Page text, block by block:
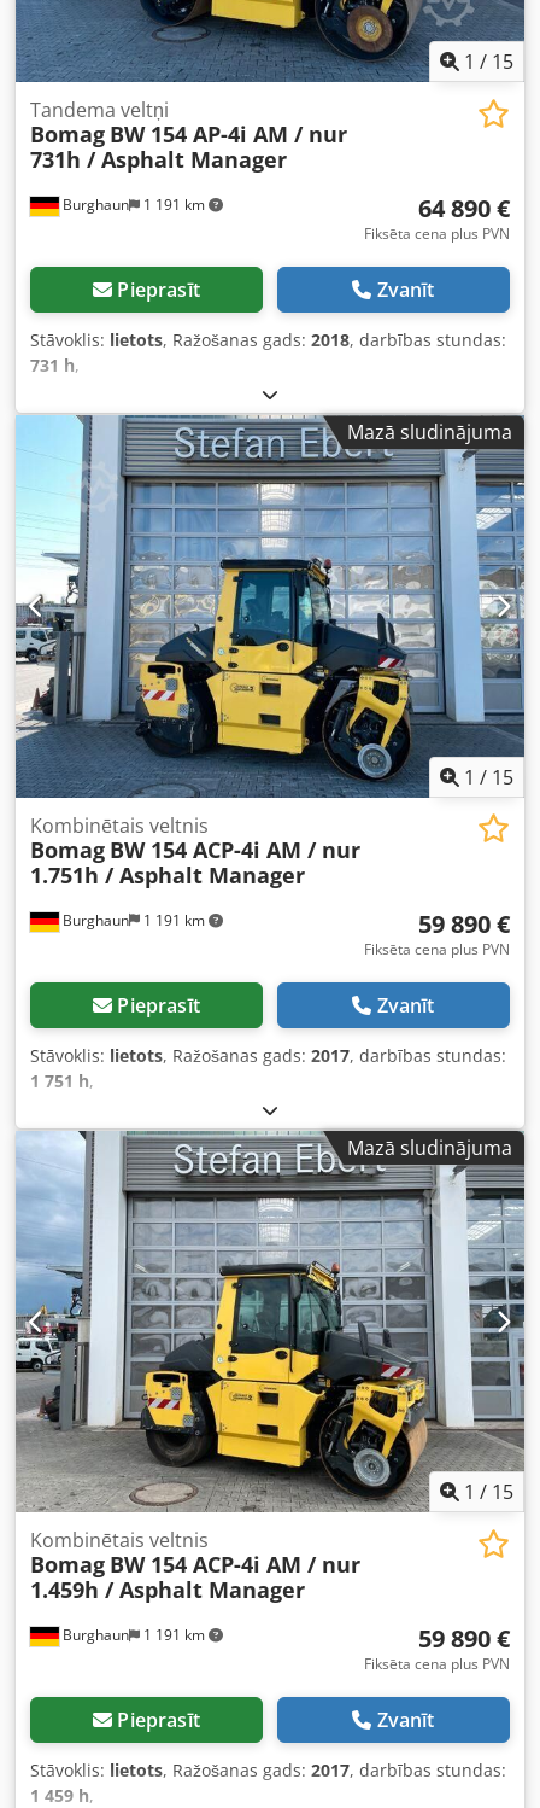
1 / 15
Burghaun 1 191 km
Tandema veltņi
Bomag BW 154 AP-4i AM / nur
731h / Asphalt Manager
64 890 €
Fiksēta cena plus PVN
Pieprasīt Zvanīt
Stāvoklis: lietots, Ražošanas gads: 2018, darbības stundas:
731 h,
Mazā sludinājuma
1 / 15
Burghaun 1 191 km
Kombinētais veltnis
Bomag BW 154 ACP-4i AM / nur
1.751h / Asphalt Manager
59 890 €
Fiksēta cena plus PVN
Pieprasīt Zvanīt
Stāvoklis: lietots, Ražošanas gads: 2017, darbības stundas:
1 751 h,
Mazā sludinājuma
1 / 15
Burghaun 1 191 km
Kombinētais veltnis
Bomag BW 154 ACP-4i AM / nur
1.459h / Asphalt Manager
59 890 €
Fiksēta cena plus PVN
Pieprasīt Zvanīt
Stāvoklis: lietots, Ražošanas gads: 2017, darbības stundas:
1 459 h,